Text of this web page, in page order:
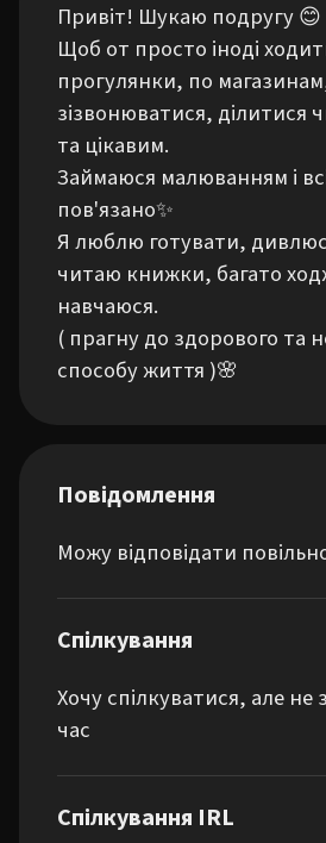
Привіт! Шукаю подругу 😊
Щоб от просто іноді
прогулянки, по
зізвонюватися, ділитися
та цікавим.
Займаюся малюванням і
пов'язано✨️
Я люблю готувати,
читаю книжки, багато
навчаюся.
( прагну до здорового та
способу життя )🌸
Повідомлення
Можу відповідати
Спілкування
Хочу спілкуватися, але
час
Спілкування IRL